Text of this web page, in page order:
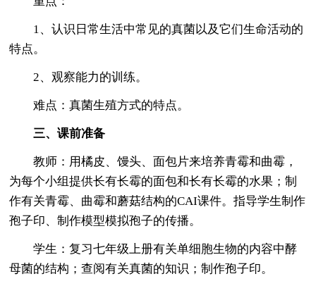
1、认识日常生活中常见的真菌以及它们生命活动的
特点。
2、观察能力的训练。
难点：真菌生殖方式的特点。
三、课前准备
教师：用橘皮、馒头、面包片来培养青霉和曲霉，
为每个小组提供长有长霉的面包和长有长霉的水果；制
作有关青霉、曲霉和蘑菇结构的CAI课件。指导学生制作
孢子印、制作模型模拟孢子的传播。
学生：复习七年级上册有关单细胞生物的内容中酵
母菌的结构；查阅有关真菌的知识；制作孢子印。